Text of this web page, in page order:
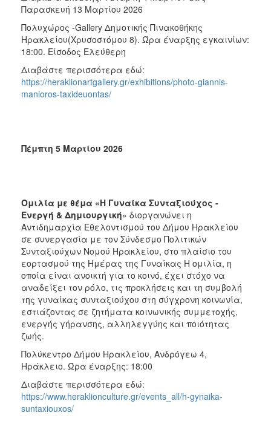
Παρασκευή 13 Μαρτίου 2026
Πολυχώρος -Gallery Δημοτικής Πινακοθήκης
Ηρακλείου(Χρυσοστόμου 8). Ώρα έναρξης εγκαινίων:
18:00. Είσοδος Ελεύθερη
Διαβάστε περισσότερα εδώ:
https://heraklionartgallery.gr/exhibitions/photo-giannis-
manioros-taxideuontas/
Πέμπτη 5 Μαρτίου 2026
Ομιλία με θέμα «Η Γυναίκα Συνταξιούχος -
Ενεργή & Δημιουργική» διοργανώνει η
Αντιδημαρχία Εθελοντισμού του Δήμου Ηρακλείου
σε συνεργασία με τον Σύνδεσμο Πολιτικών
Συνταξιούχων Νομού Ηρακλείου, στο πλαίσιο του
εορτασμού της Ημέρας της Γυναίκας Η ομιλία, η
οποία είναι ανοικτή για το κοινό, έχει στόχο να
αναδείξει τον ρόλο, τις προκλήσεις και τη συμβολή
της γυναίκας συνταξιούχου στη σύγχρονη κοινωνία,
εστιάζοντας σε ζητήματα κοινωνικής συμμετοχής,
ενεργής γήρανσης, αλληλεγγύης και ποιότητας
ζωής.
Πολύκεντρο Δήμου Ηρακλείου, Ανδρόγεω 4,
Ηράκλειο. Ώρα έναρξης: 18:00
Διαβάστε περισσότερα εδώ:
https://www.heraklionculture.gr/events_all/h-gynaika-
suntaxiouxos/